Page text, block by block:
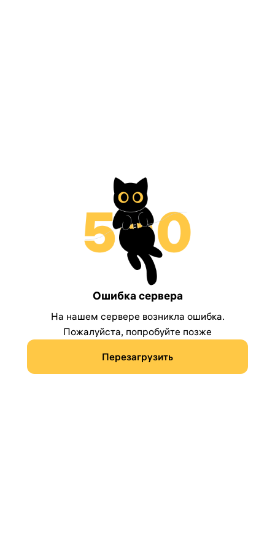
Ошибка сервера
На нашем сервере возникла ошибка.
Пожалуйста, попробуйте позже
Перезагрузить